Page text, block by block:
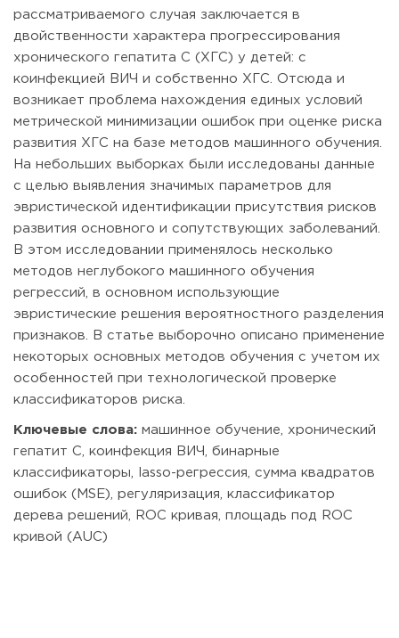
рассматриваемого случая заключается в
двойственности характера прогрессирования
хронического гепатита C (ХГС) у детей: с
коинфекцией ВИЧ и собственно ХГС. Отсюда и
возникает проблема нахождения единых условий
метрической минимизации ошибок при оценке риска
развития ХГС на базе методов машинного обучения.
На небольших выборках были исследованы данные
с целью выявления значимых параметров для
эвристической идентификации присутствия рисков
развития основного и сопутствующих заболеваний.
В этом исследовании применялось несколько
методов неглубокого машинного обучения
регрессий, в основном использующие
эвристические решения вероятностного разделения
признаков. В статье выборочно описано применение
некоторых основных методов обучения с учетом их
особенностей при технологической проверке
классификаторов риска.
Ключевые слова: машинное обучение, хронический
гепатит C, коинфекция ВИЧ, бинарные
классификаторы, lasso-регрессия, сумма квадратов
ошибок (MSE), регуляризация, классификатор
дерева решений, ROC кривая, площадь под ROC
кривой (AUC)